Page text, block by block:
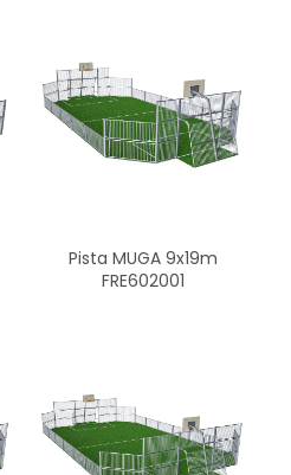
Pista MUGA 9x19m
FRE602001